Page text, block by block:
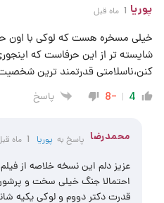
پوریا 1 ماه قبل
خیلی مسخره هست که لوکی با اون
شایسته تر از این حرفاست که
کنن،ناسلامتی قدرتمند ترین
4
-8 پاسخ
محمدرضا پاسخ به پوریا 1 ماه قبل
عزیز دلم این نسخه خلاصه از
احتمالا جنگ خیلی سخت و
قدرت دکتر دووم و لوکی یکیه